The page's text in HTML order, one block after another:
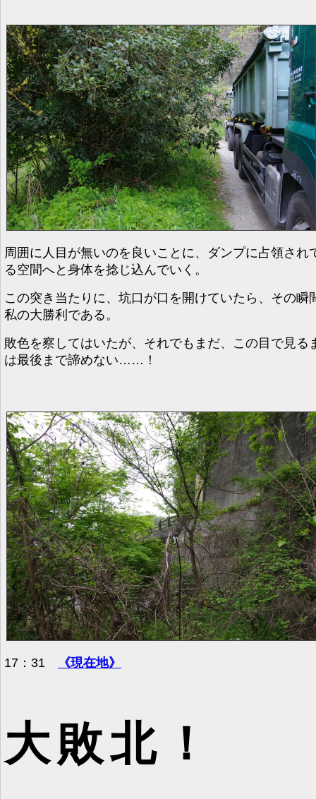
周囲に人目が無いのを良いことに、ダンプに占領され
る空間へと身体を捻じ込んでいく。
この突き当たりに、坑口が口を開けていたら、その瞬
私の大勝利である。
敗色を察してはいたが、それでもまだ、この目で見る
は最後まで諦めない……！
17：31 《現在地》
大敗北！